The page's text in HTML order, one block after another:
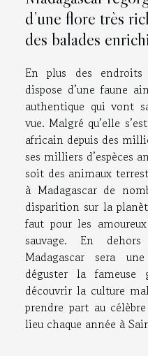
d’une flore très
des balades
En plus des
dispose d’une faune
authentique qui vont
vue. Malgré qu’elle
africain depuis des
ses milliers d’espèces
soit des animaux
à Madagascar de
disparition sur la
faut pour les
sauvage. En
Madagascar sera
déguster la
découvrir la culture
prendre part au
lieu chaque année à